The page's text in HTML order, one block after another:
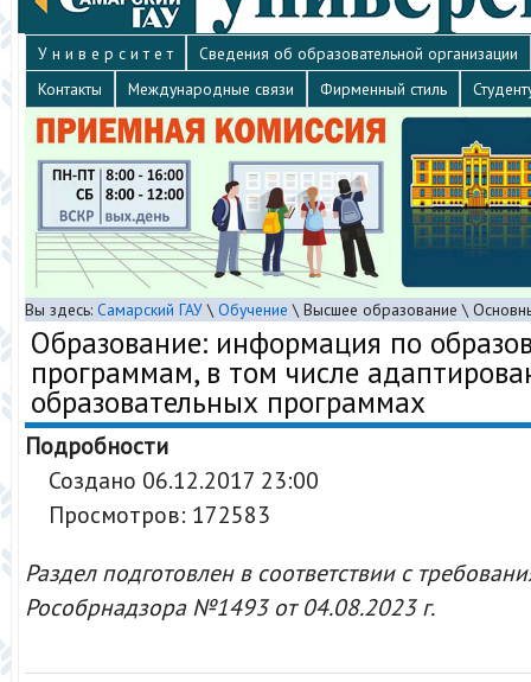
У н и в е р с и т е т
Сведения об образовательной организации
Контакты
Международные связи Фирменный стиль
Вы здесь: Самарский ГАУ\ Обучение \ Высшее образование \
Образование: информация по
программам, в том числе
образовательных программах
Подробности
Создано 06.12.2017 23:00
Просмотров: 172583
Раздел подготовлен в соответствии с
Рособрнадзора №1493 от 04.08.2023 г.